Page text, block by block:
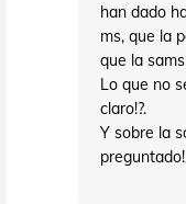
han dado
ms, que la
que la
Lo que no
claro!?.
Y sobre la